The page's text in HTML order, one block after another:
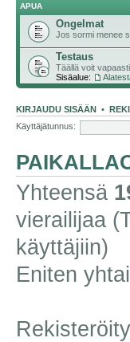
APUA
Ongelmat
Jos sormi menee
Testaus
Täällä voit
Sisäalue:
KIRJAUDU SISÄÄN •
Käyttäjätunnus:
Yhteensä
vierailijaa
käyttäjiin)
Eniten